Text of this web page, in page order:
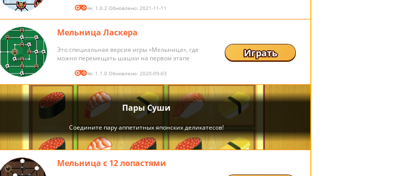
Версия: 1.0.2 Обновлено: 2021-11-11
Мельница Ласкера
Это специальная версия игры «Мельница», где
можно перемещать шашки на первом этапе
Версия: 1.1.0 Обновлено: 2020-09-03
Играть
Мельница с 12 лопастями